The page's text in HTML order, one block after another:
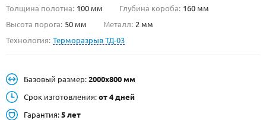
Металлические двери от производителя с доставкой и установкой в
НАЙТИ:
ПН-СБ - с 9:00 до 21:00, ВС - до 19:00
Толщина полотна: 100 мм Глубина короба: 160 мм
Высота порога: 50 мм Металл: 2 мм
Технология: Терморазрыв ТД-03
Базовый размер: 2000х800 мм
Срок изготовления: от 4 дней
Гарантия: 5 лет